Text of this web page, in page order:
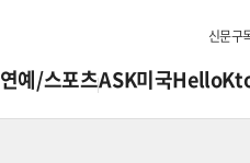
신문구
연예/스포츠ASK미국